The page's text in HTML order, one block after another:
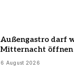
Außengastro darf
Mitternacht öffnen
6 August 2026